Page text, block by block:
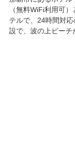
（無料WiFi利用可
テルで、24時間対
設で、波の上ビーチ